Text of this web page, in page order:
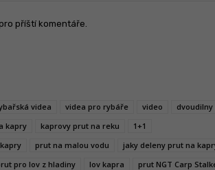
příští komentáře.
videa videa pro rybáře video
kapry kaprovy prut na reku
1+1
prut na malou vodu
jaky deleny prut na
pro lov z hladiny lov kapra
prut NGT Carp